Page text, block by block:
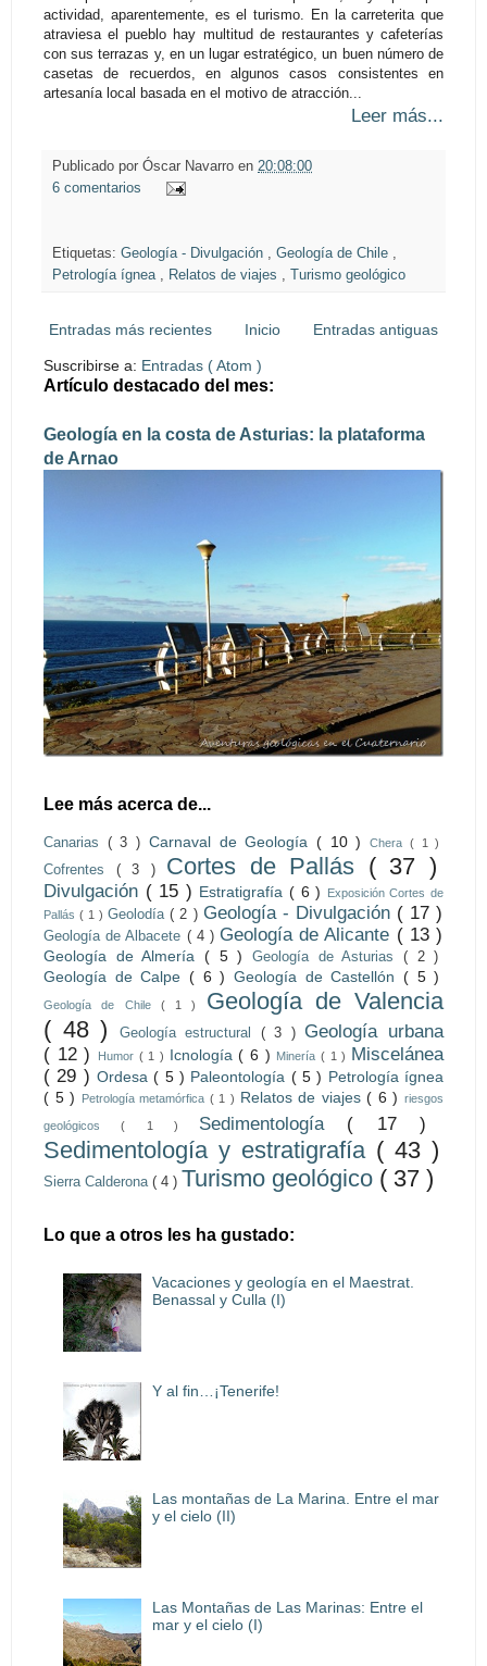
actividad, aparentemente, es el turismo. En la carreterita que
atraviesa el pueblo hay multitud de restaurantes y cafeterías
con sus terrazas y, en un lugar estratégico, un buen número de
casetas de recuerdos, en algunos casos consistentes en
artesanía local basada en el motivo de atracción...
Leer más...
Publicado por Óscar Navarro en 20:08:00
6 comentarios
Etiquetas: Geología - Divulgación , Geología de Chile ,
Petrología ígnea , Relatos de viajes , Turismo geológico
Entradas más recientes Entradas antiguas
Inicio
Suscribirse a: Entradas ( Atom )
Artículo destacado del mes:
Geología en la costa de Asturias: la plataforma
de Arnao
Lee más acerca de...
Canarias ( 3 ) Carnaval de Geología( 10 )Chera ( 1 )
Cofrentes ( 3 ) Cortes de Pallás ( 37 )
Divulgación ( 15 ) Estratigrafía( 6 )
Exposición Cortes de
Pallás( 1 )Geolodía( 2 ) Geología - Divulgación ( 17 )
Geología de Albacete ( 4 ) Geología de Alicante ( 13 )
Geología de Almería ( 5 ) Geología de Asturias ( 2 )
Geología de Calpe ( 6 ) Geología de Castellón ( 5 )
Geología de Chile ( 1 )
Geología de Valencia
( 48 )
Geología estructural ( 3 ) Geología urbana
( 12 )
Humor ( 1 ) Icnología( 6 ) Minería( 1 )
Miscelánea
( 29 ) Ordesa( 5 ) Paleontología ( 5 ) Petrología ígnea
( 5 )
Petrología metamórfica ( 1 ) Relatos de viajes( 6 )riesgos
geológicos( 1 ) Sedimentología ( 17 )
Sedimentología y estratigrafía ( 43 )
Sierra Calderona ( 4 ) Turismo geológico ( 37 )
Lo que a otros les ha gustado:
Vacaciones y geología en el Maestrat.
Benassal y Culla (I)
Y al fin…¡Tenerife!
Las montañas de La Marina. Entre el mar
y el cielo (II)
Las Montañas de Las Marinas: Entre el
mar y el cielo (I)